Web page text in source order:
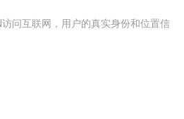
问互联网，用户的真实身份和位置信